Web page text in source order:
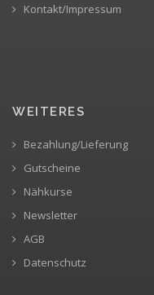
Kontakt/Impressum
WEITERES
Bezahlung/Lieferung
Gutscheine
Nähkurse
Newsletter
AGB
Datenschutz